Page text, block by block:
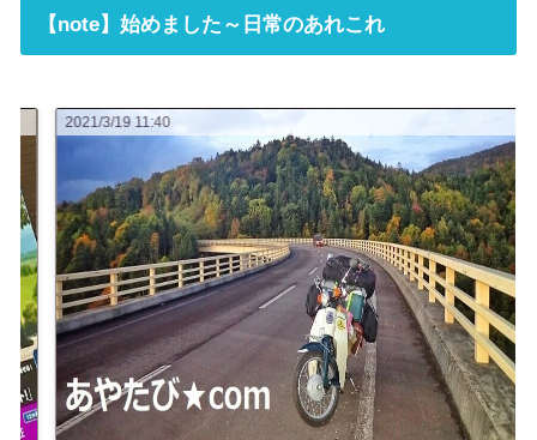
【note】始めました～日常のあれこれ